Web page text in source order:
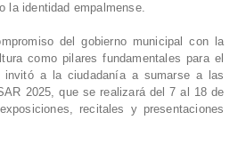
la identidad empalmense.
del gobierno municipal con la
como pilares fundamentales para el
invitó a la ciudadanía a sumarse a las
2025, que se realizará del 7 al 18 de
recitales y presentaciones